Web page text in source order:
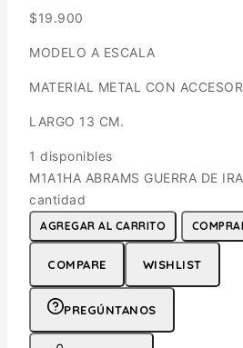
$19.900
MODELO A ESCALA
MATERIAL METAL CON
LARGO 13 CM.
1 disponibles
M1A1HA ABRAMS GUERRA DE
cantidad
AGREGAR AL CARRITO
COMPARE WISHLIST
PREGÚNTANOS